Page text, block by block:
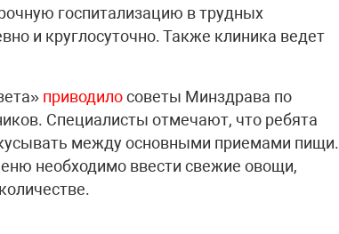
госпитализацию в трудных
и круглосуточно. Также клиника ведет
приводилосоветы Минздрава по
Специалисты отмечают, что ребята
между основными приемами пищи.
необходимо ввести свежие овощи,